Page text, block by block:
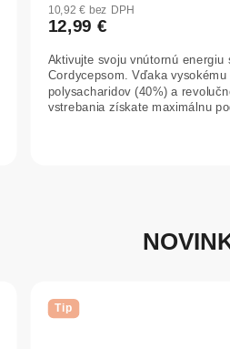
produktu
je
z
5
hviezdičiek.
10,92 € bez DPH
12,99 €
Aktivujte svoju vnútornú energiu
Cordycepsom. Vďaka vysokému
polysacharidov (40%) a
vstrebania získate maximálnu
Tip